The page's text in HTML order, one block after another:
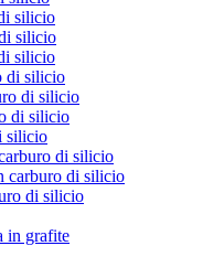
silicio
silicio
silicio
di silicio
di silicio
di silicio
silicio
di silicio
carburo di silicio
di silicio
in grafite